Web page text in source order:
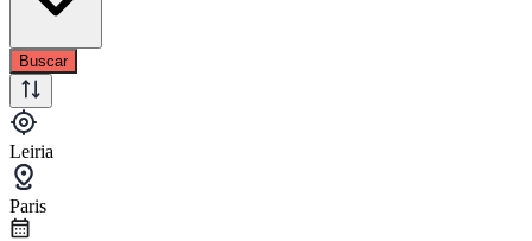
Buscar
Leiria
Paris